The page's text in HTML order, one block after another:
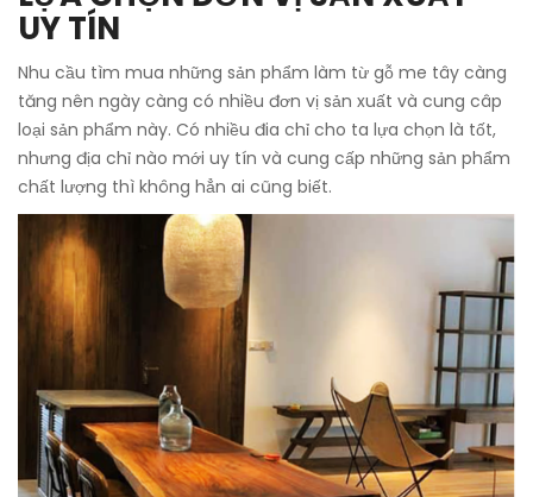
UY TÍN
Nhu cầu tìm mua những sản phẩm làm từ gỗ me tây càng
tăng nên ngày càng có nhiều đơn vị sản xuất và cung câp
loại sản phẩm này. Có nhiều đia chỉ cho ta lựa chọn là tốt,
nhưng địa chỉ nào mới uy tín và cung cấp những sản phẩm
chất lượng thì không hẳn ai cũng biết.